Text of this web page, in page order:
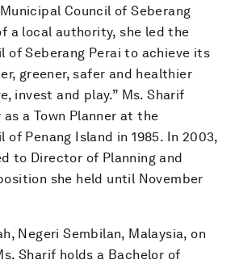
Council of Seberang
a local authority, she led the
of Seberang Perai to achieve its
greener, safer and healthier
invest and play.” Ms. Sharif
a Town Planner at the
of Penang Island in 1985. In 2003,
to Director of Planning and
she held until November
Negeri Sembilan, Malaysia, on
Sharif holds a Bachelor of